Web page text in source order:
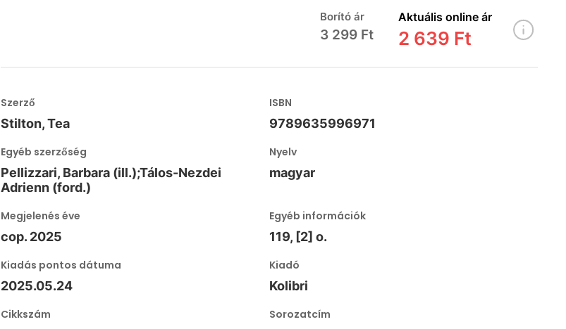
Borító ár
3 299 Ft
Aktuális online ár
2 639 Ft
Szerző
Stilton, Tea
ISBN
9789635996971
Egyéb szerzőség
Pellizzari, Barbara (ill.);Tálos-Nezdei
Adrienn (ford.)
Nyelv
magyar
Megjelenés éve
cop. 2025
Egyéb információk
119, [2] o.
Kiadás pontos dátuma
2025.05.24
Kiadó
Kolibri
Cikkszám Sorozatcím